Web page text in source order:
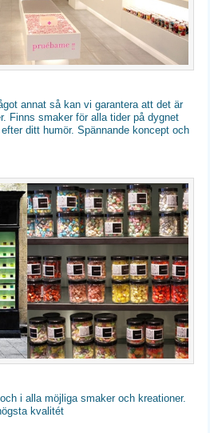
annat så kan vi garantera att det är
Finns smaker för alla tider på dygnet
ditt humör. Spännande koncept och
i alla möjliga smaker och kreationer.
kvalitét